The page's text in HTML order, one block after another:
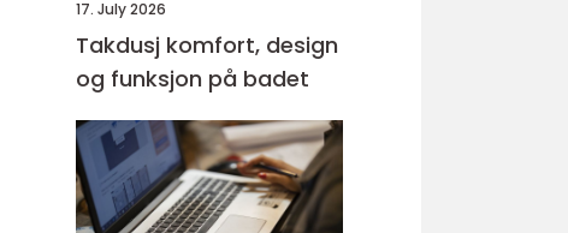
17. July 2026
Takdusj komfort, design
og funksjon på badet